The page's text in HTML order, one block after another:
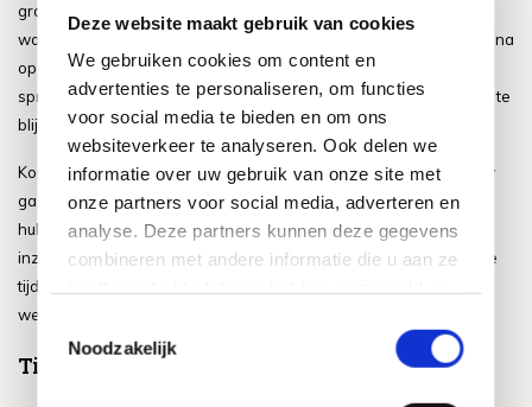
Deze website maakt gebruik van cookies
We gebruiken cookies om content en
advertenties te personaliseren, om functies
voor social media te bieden en om ons
websiteverkeer te analyseren. Ook delen we
informatie over uw gebruik van onze site met
onze partners voor social media, adverteren en
analyse. Deze partners kunnen deze gegevens
combineren met andere informatie die u aan ze
Noodzakelijk
groeien. Maar, let wel op: volg altijd de tips van de Nederlandse
waterbedrijven op. Als deze bedrijven aangeven dat het water bijna
op begint te raken, is het echt zaak om zuinig met het water om te
springen. Het is dan dus níet aan te raden om continu jouw gazon te
blijven sproeien, aangezien je daarmee teveel water verspilt.
Kortom: met het oog op de zomer is het ook aan te raden om jouw
gazon goed te verzorgen. Dit doe je met verschillende
hulpmiddelen, met het juiste gereedschap en met een fors portie
inzet. Het verzorgen van een gazon vraagt namelijk om de nodige
tijd en arbeidskracht. Als je deze inzet op kunt brengen, geniet je
wel van een prachtige grasmat in de zomerperiode.
Tip 4: kleed je zitje leuk aan